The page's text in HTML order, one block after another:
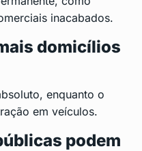
inacabados.
domicílios
enquanto o
em veículos.
podem